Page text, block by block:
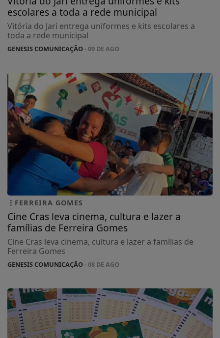
escolares a toda a rede municipal
Vitória do Jari entrega uniformes e kits escolares a
toda a rede municipal
GENESIS COMUNICAÇÃO- 09 DE AGO
FERREIRA GOMES
Cine Cras leva cinema, cultura e lazer a
famílias de Ferreira Gomes
Cine Cras leva cinema, cultura e lazer a famílias de
Ferreira Gomes
GENESIS COMUNICAÇÃO- 08 DE AGO